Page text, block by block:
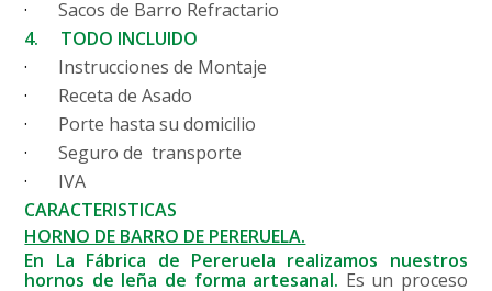
·
Sacos de Barro Refractario
4.
TODO INCLUIDO
·
Instrucciones de Montaje
·
Receta de Asado
·
Porte hasta su domicilio
·
Seguro de transporte
·
IVA
CARACTERISTICAS
HORNO DE BARRO DE PERERUELA.
En La Fábrica de Pereruela realizamos nuestros
hornos de leña de forma artesanal. Es un proceso